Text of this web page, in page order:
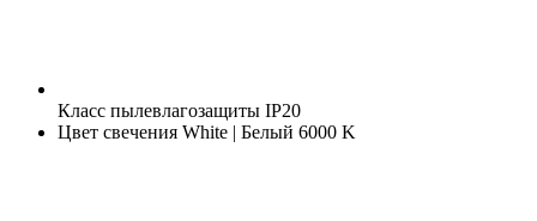
Класс пылевлагозащиты IP20
Цвет свечения White | Белый 6000 K